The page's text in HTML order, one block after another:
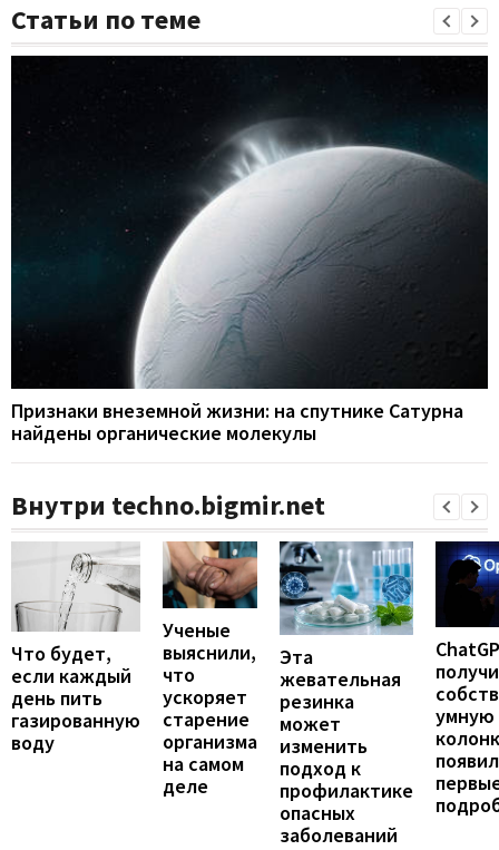
Статьи по теме
Признаки внеземной жизни: на спутнике Сатурна
найдены органические молекулы
Внутри techno.bigmir.net
Что будет,
если каждый
день пить
газированную
воду
Ученые
выяснили,
что
ускоряет
старение
организма
на самом
деле
Эта
жевательная
резинка
может
изменить
подход к
профилактике
опасных
заболеваний
умную